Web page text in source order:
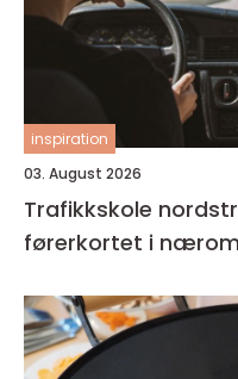
inspiration
03. August 2026
Trafikkskole nordstrand
førerkortet i